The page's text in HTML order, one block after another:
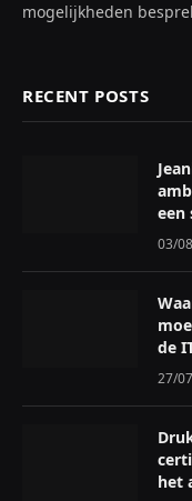
mogelijkheden
RECENT POSTS
een
03/
de
27/
het